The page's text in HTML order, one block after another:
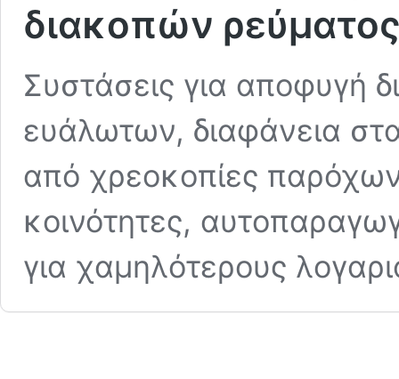
διακοπών
Συστάσεις για αποφυγή
ευάλωτων, διαφάνεια
από χρεοκοπίες
κοινότητες,
για χαμηλότερους